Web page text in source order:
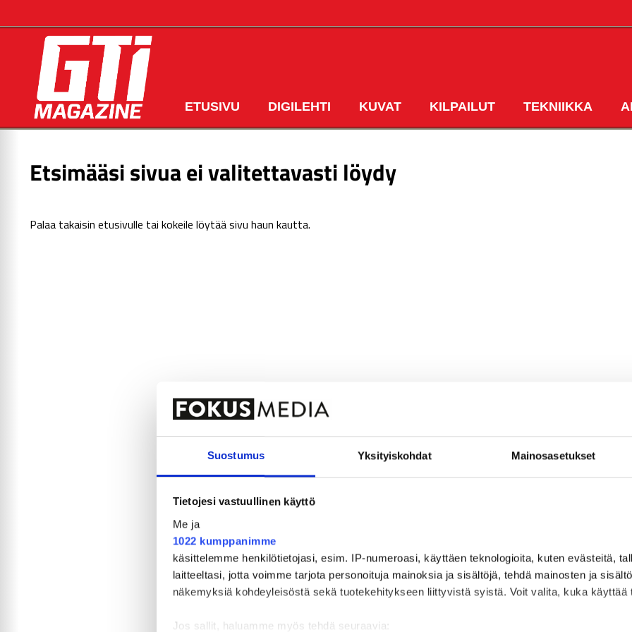
Suostumus Yksityiskohdat Mainosasetukset
Tietojesi vastuullinen käyttö
Me ja
1022 kumppanimme
käsittelemme henkilötietojasi, esim. IP-numeroasi, käyttäen teknologioita, kuten evästeitä,
laitteeltasi, jotta voimme tarjota personoituja mainoksia ja sisältöjä, tehdä mainosten ja
näkemyksiä kohdeyleisöstä sekä tuotekehitykseen liittyvistä syistä. Voit valita, kuka käyttää
Jos sallit, haluamme myös tehdä seuraavia:
ETUSIVU DIGILEHTI KUVAT KILPAILUT TEKNIIKKA
Etsimääsi sivua ei valitettavasti löydy
Palaa takaisin etusivulle tai kokeile löytää sivu haun kautta.